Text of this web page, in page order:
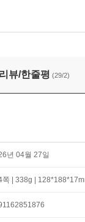
리뷰/한줄평 (29/2)
년 04월 27일
쪽 | 338g |